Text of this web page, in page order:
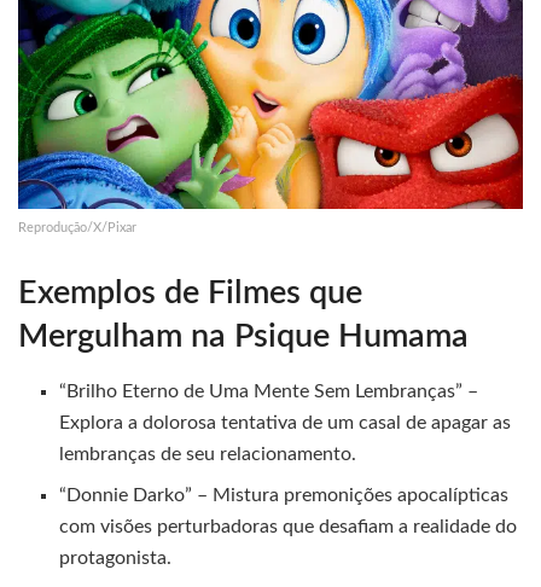
Reprodução/X/Pixar
Exemplos de Filmes que
Mergulham na Psique Humama
“Brilho Eterno de Uma Mente Sem Lembranças” –
Explora a dolorosa tentativa de um casal de apagar as
lembranças de seu relacionamento.
“Donnie Darko” – Mistura premonições apocalípticas
com visões perturbadoras que desafiam a realidade do
protagonista.